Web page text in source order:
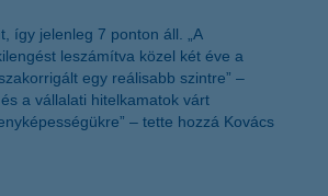
K&H SZÉP Kártya
K&H e-kártyafelület
így jelenleg 7 ponton áll. „A
leszámítva közel két éve a
egy reálisabb szintre” –
a vállalati hitelkamatok várt
– tette hozzá Kovács